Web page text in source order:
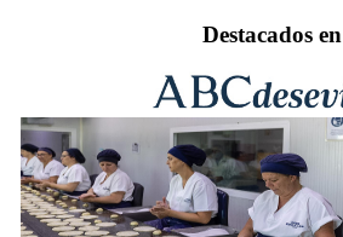
Destacados en